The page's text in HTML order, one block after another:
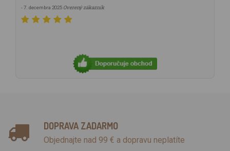
- 7. decembra 2025 Overený zákazník
DOPRAVA ZADARMO
Objednajte nad 99 € a dopravu neplatíte